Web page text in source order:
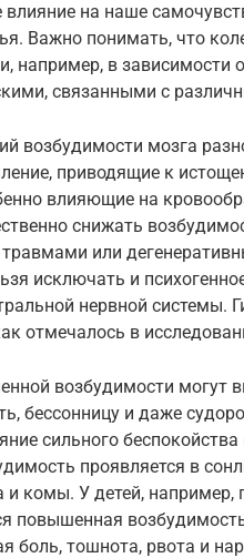
влияние на наше
Важно понимать, что
например, в зависимости
связанными с
возбудимости мозга
приводящие к
влияющие на
снижать
или
исключать и
нервной
отмечалось в
возбудимости могут
бессонницу и даже
сильного
проявляется в
и комы. У детей,
повышенная
боль, тошнота, рвота и